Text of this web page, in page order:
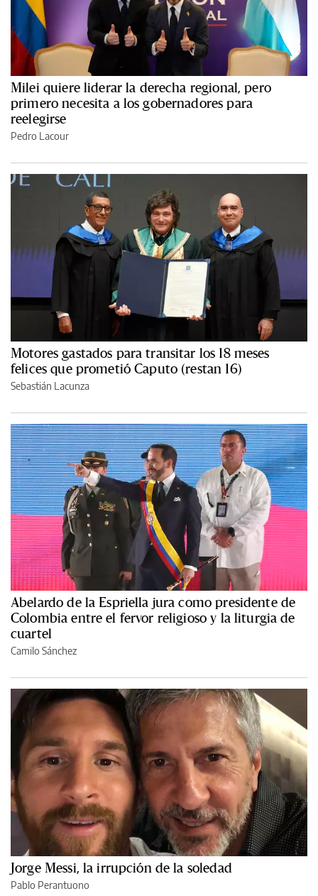
Milei quiere liderar la derecha regional, pero
primero necesita a los gobernadores para
reelegirse
Pedro Lacour
Motores gastados para transitar los 18 meses
felices que prometió Caputo (restan 16)
Sebastián Lacunza
Abelardo de la Espriella jura como presidente de
Colombia entre el fervor religioso y la liturgia de
cuartel
Camilo Sánchez
Jorge Messi, la irrupción de la soledad
Pablo Perantuono